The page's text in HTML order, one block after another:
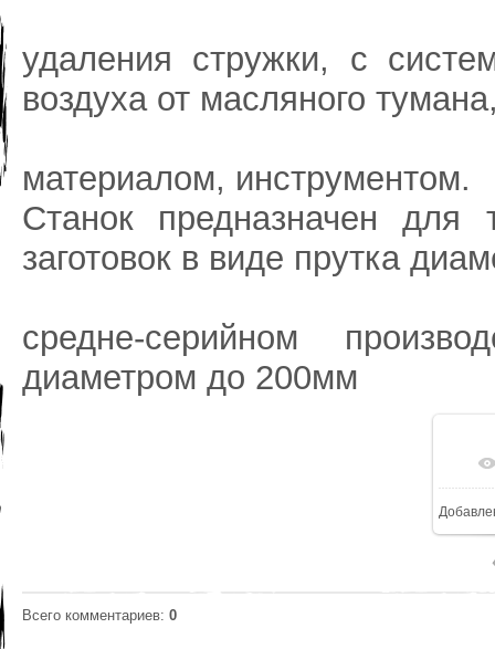
удаления стружки, с
воздуха от масляного
материалом, инструментом.
Станок предназначен для
заготовок в виде прутка
средне-серийном
диаметром до 200мм
В
Всего комментариев: 0